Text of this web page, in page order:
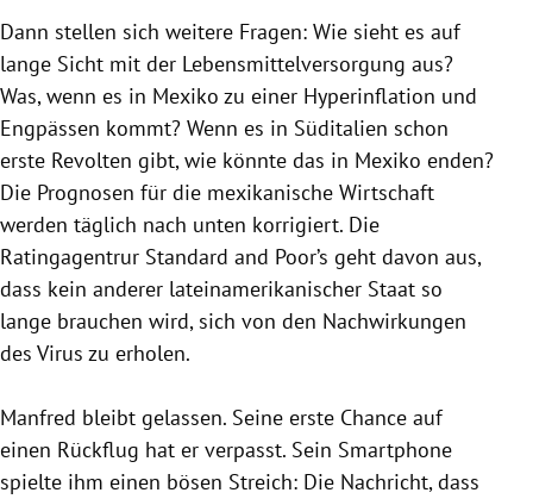
Dann stellen sich weitere Fragen: Wie sieht es auf
lange Sicht mit der Lebensmittelversorgung aus?
Was, wenn es in Mexiko zu einer Hyperinflation und
Engpässen kommt? Wenn es in Süditalien schon
erste Revolten gibt, wie könnte das in Mexiko enden?
Die Prognosen für die mexikanische Wirtschaft
werden täglich nach unten korrigiert. Die
Ratingagentrur Standard and Poor’s geht davon aus,
dass kein anderer lateinamerikanischer Staat so
lange brauchen wird, sich von den Nachwirkungen
des Virus zu erholen.
Manfred bleibt gelassen. Seine erste Chance auf
einen Rückflug hat er verpasst. Sein Smartphone
spielte ihm einen bösen Streich: Die Nachricht, dass